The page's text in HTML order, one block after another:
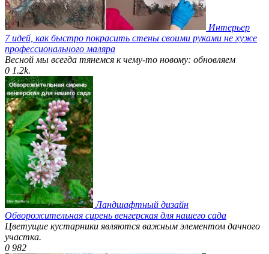
Интерьер
7 идей, как быстро покрасить стены своими руками не хуже
профессионального маляра
Весной мы всегда тянемся к чему-то новому: обновляем
0 1.2k.
Ландшафтный дизайн
Обворожительная сирень венгерская для нашего сада
Цветущие кустарники являются важным элементом дачного
участка.
0 982